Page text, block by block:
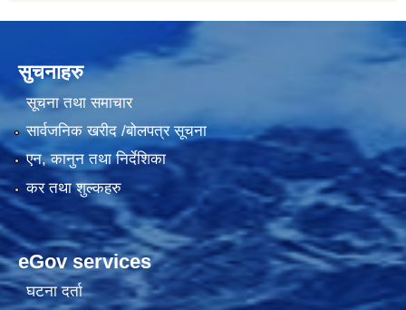
सुचनाहरु
सूचना तथा समाचार
सार्वजनिक खरीद /बोलपत्र सूचना
एन, कानुन तथा निर्देशिका
कर तथा शुल्कहरु
eGov services
घटना दर्ता